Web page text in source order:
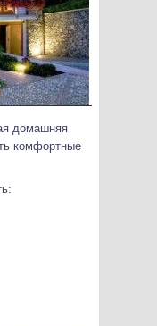
домашняя
комфортные